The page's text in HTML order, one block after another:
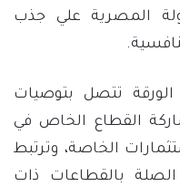
المصرية علي جذب
تتصل بتوصيات
القطاع الخاص في
الخاصة، وترتبط
بالقطاعات ذات